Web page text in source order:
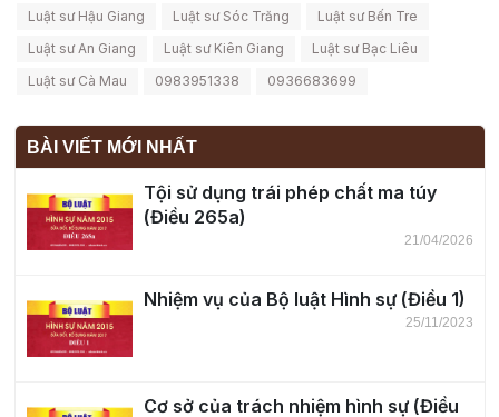
Luật sư Hậu Giang
Luật sư Sóc Trăng
Luật sư Bến Tre
Luật sư An Giang
Luật sư Kiên Giang
Luật sư Bạc Liêu
Luật sư Cà Mau
0983951338 0936683699
BÀI VIẾT MỚI NHẤT
Tội sử dụng trái phép chất ma túy
(Điều 265a)
21/04/2026
Nhiệm vụ của Bộ luật Hình sự (Điều 1)
25/11/2023
Cơ sở của trách nhiệm hình sự (Điều